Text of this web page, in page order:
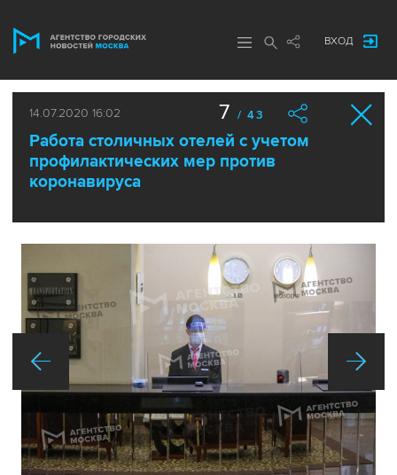
ВХОД
14.07.2020 16:02
Работа столичных отелей с учетом
профилактических мер против
коронавируса
7 / 43